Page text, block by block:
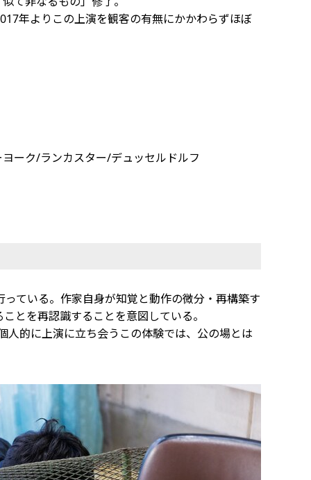
年よりこの上演を観客の有無にかかわらずほぼ
ーク/ランカスター/デュッセルドルフ
ている。作家自身が知覚と動作の微分・再構築す
とを再認識することを意図している。
的に上演に立ち会うこの体験では、公の場とは